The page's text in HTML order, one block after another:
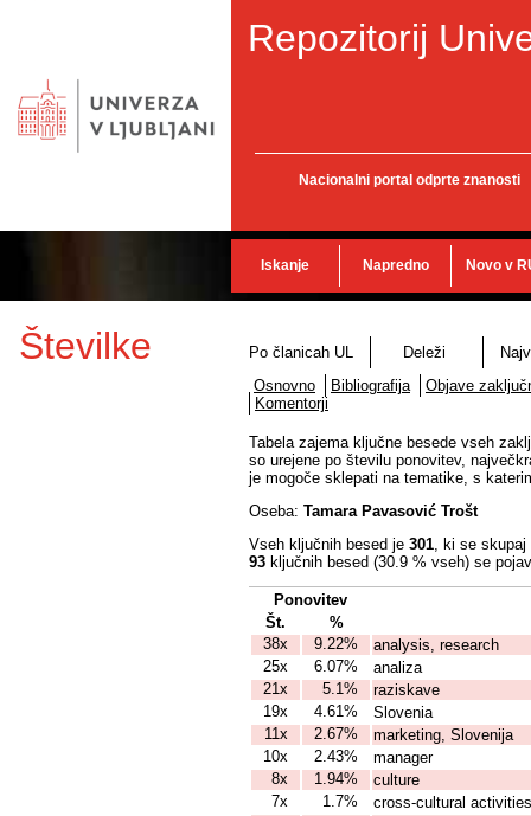
Repozitorij
Nacionalni portal odprte znanosti
Iskanje Napredno Novo v
Številke Po članicah UL Deleži
Osnovno
Bibliografija
Objave
Komentorji
Tabela zajema ključne besede vseh
so urejene po številu ponovitev,
je mogoče sklepati na tematike, s
Oseba: Tamara Pavasović Trošt
Vseh ključnih besed je 301, ki se
93 ključnih besed (30.9 % vseh) se
Ponovitev
Št.
%
38x
9.22%
analysis, research
25x
6.07%
analiza
21x
5.1%
raziskave
19x
4.61%
Slovenia
11x
2.67%
marketing, Slovenija
10x
2.43%
manager
8x
1.94%
culture
7x
1.7%
cross-cultural